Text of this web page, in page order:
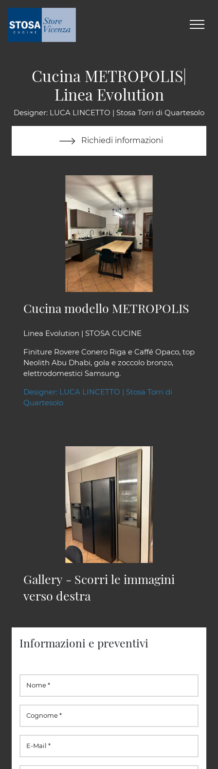
Cucina METROPOLIS|
Linea Evolution
Designer: LUCA LINCETTO | Stosa Torri di Quartesolo
Richiedi informazioni
Cucina modello METROPOLIS
Linea Evolution | STOSA CUCINE
Finiture Rovere Conero Riga e Caffé Opaco, top
Neolith Abu Dhabi, gola e zoccolo bronzo,
elettrodomestici Samsung.
Designer: LUCA LINCETTO | Stosa Torri di
Quartesolo
Gallery - Scorri le immagini
verso destra
Informazioni e preventivi